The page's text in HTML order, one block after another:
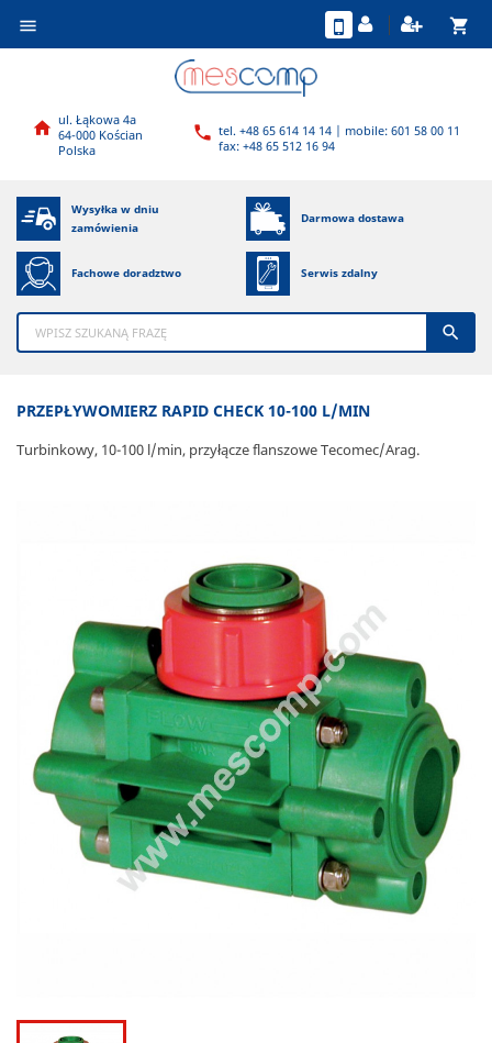
 shopping_cart
 ul. Łąkowa 4a
64-000 Kościan
Polska
 tel. +48 65 614 14 14 | mobile: 601 58 00 11
fax: +48 65 512 16 94
Wysyłka w dniu
zamówienia
Darmowa dostawa
Fachowe doradztwo Serwis zdalny

PRZEPŁYWOMIERZ RAPID CHECK 10-100 L/MIN
Turbinkowy, 10-100 l/min, przyłącze flanszowe Tecomec/Arag.